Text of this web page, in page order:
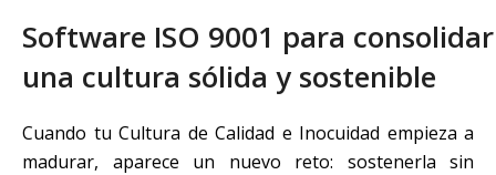
Software ISO 9001 para consolidar
una cultura sólida y sostenible
Cuando tu Cultura de Calidad e Inocuidad empieza a
madurar, aparece un nuevo reto: sostenerla sin